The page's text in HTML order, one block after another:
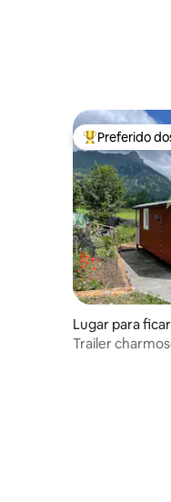
Entre os
Preferido
Lugar para
Trailer